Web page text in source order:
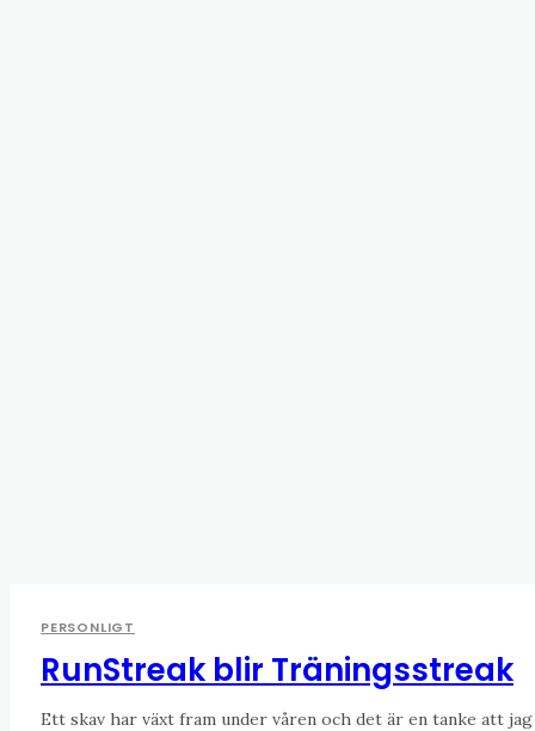
PERSONLIGT
RunStreak blir Träningsstreak
Ett skav har växt fram under våren och det är en tanke att jag